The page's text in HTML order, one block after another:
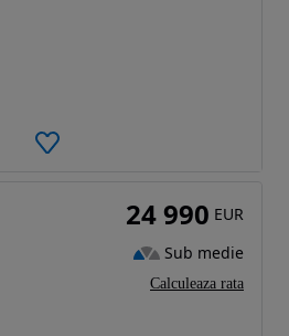
24 990 EUR
Sub medie
Calculeaza rata